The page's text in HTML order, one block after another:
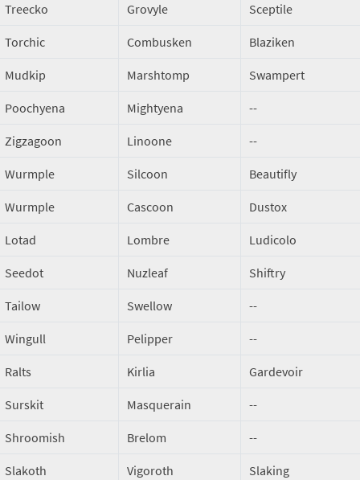
Treecko Grovyle Sceptile
Torchic Combusken Blaziken
Mudkip Marshtomp Swampert
Poochyena Mightyena --
Zigzagoon Linoone --
Wurmple Silcoon Beautifly
Wurmple Cascoon Dustox
Lotad Lombre Ludicolo
Seedot Nuzleaf Shiftry
Tailow Swellow --
Wingull Pelipper --
Ralts Kirlia Gardevoir
Surskit Masquerain --
Shroomish Brelom --
Slakoth Vigoroth Slaking